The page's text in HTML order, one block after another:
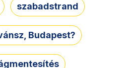
szabadstrand
Budapest?